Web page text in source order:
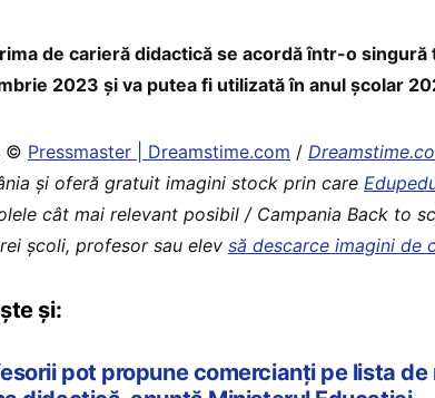
de carieră didactică se acordă într-o
2023 și va putea fi utilizată în anul școlar
© Pressmaster | Dreamstime.com /
şi oferă gratuit imagini stock prin care
cât mai relevant posibil / Campania Back to
școli, profesor sau elev să descarce imagini de
și:
pot propune comercianți pe lista